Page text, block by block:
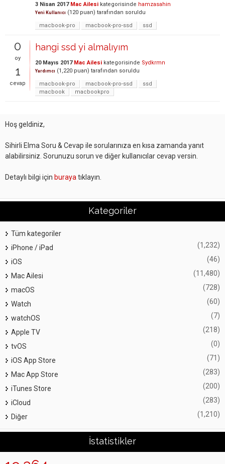
3 Nisan 2017 Mac Ailesi kategorisinde hamzasahin
Yeni Kullanıcı (120 puan) tarafından soruldu
macbook-pro
macbook-pro-ssd ssd
0
oy
1
cevap
hangi ssd yi almalıyım
20 Mayıs 2017 Mac Ailesi kategorisinde Sydkrmn
Yardımcı (1,220 puan) tarafından soruldu
macbook-pro
macbook-pro-ssd
ssd
macbook
macbookpro
Hoş geldiniz,
Sihirli Elma Soru & Cevap ile sorularınıza en kısa zamanda yanıt
alabilirsiniz. Sorunuzu sorun ve diğer kullanıcılar cevap versin.
Detaylı bilgi için buraya tıklayın.
Kategoriler
Tüm kategoriler
iPhone / iPad
(1,232)
iOS (46)
Mac Ailesi (11,480)
macOS (728)
Watch (60)
watchOS (7)
Apple TV (218)
tvOS (0)
iOS App Store (71)
Mac App Store (283)
iTunes Store (200)
iCloud (283)
Diğer (1,210)
İstatistikler